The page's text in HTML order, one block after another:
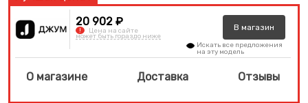
20 902 ₽
! Цена на сайте
может быть гораздо ниже
В магазин
Искать все предложения
на эту модель
О магазине Доставка Отзывы